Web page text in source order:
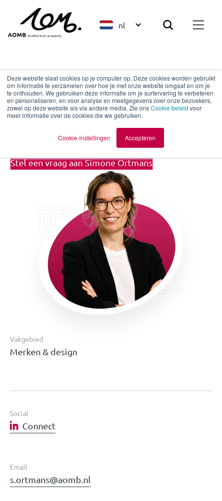
Deze website slaat cookies op je computer op. Deze cookies worden gebruikt
om informatie te verzamelen over hoe je met onze website omgaat en om je
te onthouden. We gebruiken deze informatie om je surfervaring te verbeteren
en personaliseren, en voor analyse en meetgegevens over onze bezoekers,
zowel op deze website als via andere media. Zie onsCookie beleid voor
meer informatie over de cookies die we gebruiken.
Cookie-instellingen Accepteren
nl
Terug naar overzicht
Simone Ortmans
Trademark Attorney
Stel een vraag aan Simone Ortmans
Vakgebied
Merken & design
Social
Connect
Email
s.ortmans@aomb.nl